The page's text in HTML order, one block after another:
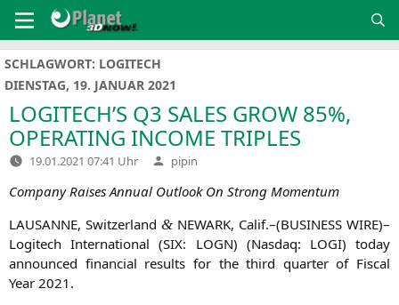
Inhalt
springen
SCHLAGWORT: LOGITECH
DIENSTAG, 19. JANUAR 2021
LOGITECH’S Q3 SALES GROW 85%,
OPERATING INCOME TRIPLES
19.01.2021 07:41 Uhr Verfasst
von
pipin
Com­pa­ny Rai­ses Annu­al Out­look On Strong Momentum
LAUSANNE, Switz­er­land & NEWARK, Calif.–(BUSINESS WIRE)–
Logi­tech Inter­na­tio­nal (SIX: LOGN) (Nasdaq: LOGI) today
announ­ced finan­cial results for the third quar­ter of Fis­cal
Year 2021.